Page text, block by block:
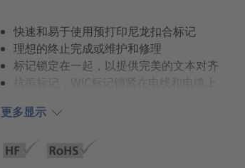
快速和易于使用预打印尼龙扣合标记
理想的终止完成或维护和修理
标记锁定在一起，以提供完美的文本对齐
抗振标记，WIC标记锁紧在电线和电缆上
更多显示